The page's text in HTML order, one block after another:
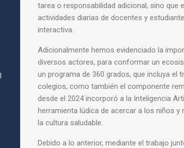
tarea o responsabilidad adicional, sino que
actividades diarias de docentes y
interactiva.
Adicionalmente hemos evidenciado la
diversos actores, para conformar un
un programa de 360 grados, que incluya el
colegios, como también el componente
desde el 2024 incorporó a la Inteligencia
herramienta lúdica de acercar a los niños y
la cultura saludable.
Debido a lo anterior, mediante el trabajo